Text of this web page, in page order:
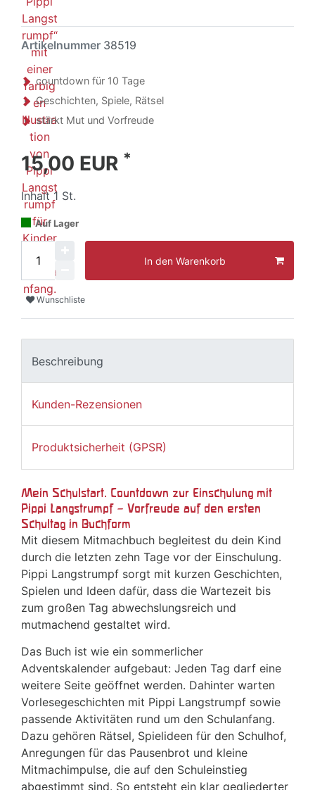
Artikelnummer 38519
countdown für 10 Tage
Geschichten, Spiele, Rätsel
stärkt Mut und Vorfreude
15,00 EUR *
Inhalt1 St.
Auf Lager
In den Warenkorb
Wunschliste
Beschreibung
Kunden-Rezensionen
Produktsicherheit (GPSR)
Mein Schulstart. Countdown zur Einschulung mit
Pippi Langstrumpf – Vorfreude auf den ersten
Schultag in Buchform
Mit diesem Mitmachbuch begleitest du dein Kind
durch die letzten zehn Tage vor der Einschulung.
Pippi Langstrumpf sorgt mit kurzen Geschichten,
Spielen und Ideen dafür, dass die Wartezeit bis
zum großen Tag abwechslungsreich und
mutmachend gestaltet wird.
Das Buch ist wie ein sommerlicher
Adventskalender aufgebaut: Jeden Tag darf eine
weitere Seite geöffnet werden. Dahinter warten
Vorlesegeschichten mit Pippi Langstrumpf sowie
passende Aktivitäten rund um den Schulanfang.
Dazu gehören Rätsel, Spielideen für den Schulhof,
Anregungen für das Pausenbrot und kleine
Mitmachimpulse, die auf den Schuleinstieg
abgestimmt sind. So entsteht ein klar gegliederter